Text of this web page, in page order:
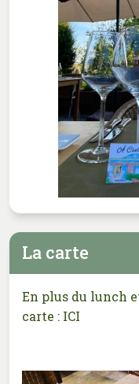
La carte
En plus du lunch
carte : ICI